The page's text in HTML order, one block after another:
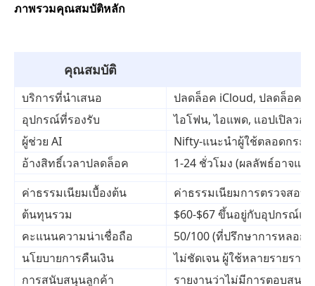
ภาพรวมคุณสมบัติหลัก
คุณสมบัติ
บริการที่นำเสนอ
ปลดล็อค iCloud, ปลดล็อคผู้
อุปกรณ์ที่รองรับ
ไอโฟน, ไอแพด, แอปเปิลวอ
ผู้ช่วย AI
Nifty-แนะนำผู้ใช้ตลอดกระ
อ้างสิทธิ์เวลาปลดล็อค
1-24 ชั่วโมง (ผลลัพธ์อาจแต
ค่าธรรมเนียมเบื้องต้น
ค่าธรรมเนียมการตรวจสอบ
ต้นทุนรวม
$60-$67 ขึ้นอยู่กับอุปกรณ์แล
คะแนนความน่าเชื่อถือ
50/100 (ที่ปรึกษาการหลอกล
นโยบายการคืนเงิน
ไม่ชัดเจน ผู้ใช้หลายรายราย
การสนับสนุนลูกค้า
รายงานว่าไม่มีการตอบสนอ